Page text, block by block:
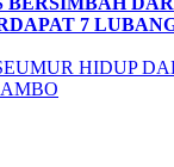
7
HIDUP